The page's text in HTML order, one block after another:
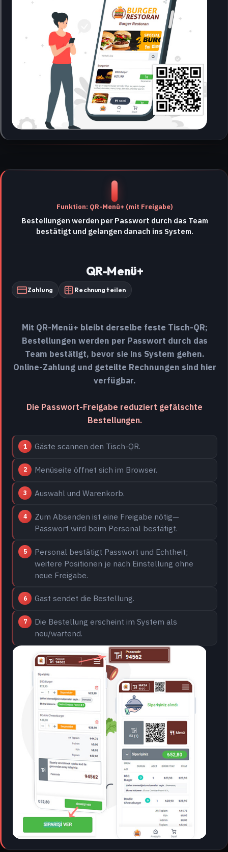
Funktion: QR-Menü+ (mit Freigabe)
Bestellungen werden per Passwort durch das Team
bestätigt und gelangen danach ins System.
QR-Menü+
Zahlung Rechnung teilen
Mit QR-Menü+ bleibt derselbe feste Tisch-QR;
Bestellungen werden per Passwort durch das
Team bestätigt, bevor sie ins System gehen.
Online-Zahlung und geteilte Rechnungen sind hier
verfügbar.
Die Passwort-Freigabe reduziert gefälschte
Bestellungen.
Gäste scannen den Tisch-QR.
Menüseite öffnet sich im Browser.
Auswahl und Warenkorb.
Zum Absenden ist eine Freigabe nötig—
Passwort wird beim Personal bestätigt.
Personal bestätigt Passwort und Echtheit;
weitere Positionen je nach Einstellung ohne
neue Freigabe.
Gast sendet die Bestellung.
Die Bestellung erscheint im System als
neu/wartend.